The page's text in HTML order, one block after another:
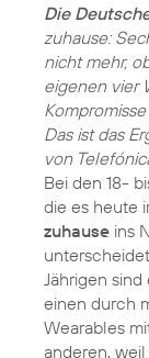
Die
zuhause:
nicht mehr,
eigenen vier
Das ist das
von
Bei den 18-
die es heute
zuhause ins
Jährigen
einen durch
Wearables
anderen,